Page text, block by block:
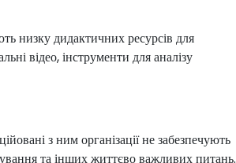
низку дидактичних ресурсів для
відео, інструменти для аналізу
з ним організації не забезпечують
та інших життєво важливих питань.